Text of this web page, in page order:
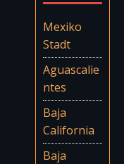
Mexiko
Stadt
Aguascalie
ntes
Baja
California
Baja